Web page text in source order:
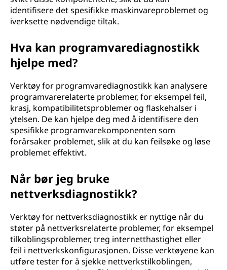
identifisere det spesifikke maskinvareproblemet og
iverksette nødvendige tiltak.
Hva kan programvarediagnostikk
hjelpe med?
Verktøy for programvarediagnostikk kan analysere
programvarerelaterte problemer, for eksempel feil,
krasj, kompatibilitetsproblemer og flaskehalser i
ytelsen. De kan hjelpe deg med å identifisere den
spesifikke programvarekomponenten som
forårsaker problemet, slik at du kan feilsøke og løse
problemet effektivt.
Når bør jeg bruke
nettverksdiagnostikk?
Verktøy for nettverksdiagnostikk er nyttige når du
støter på nettverksrelaterte problemer, for eksempel
tilkoblingsproblemer, treg internetthastighet eller
feil i nettverkskonfigurasjonen. Disse verktøyene kan
utføre tester for å sjekke nettverkstilkoblingen,